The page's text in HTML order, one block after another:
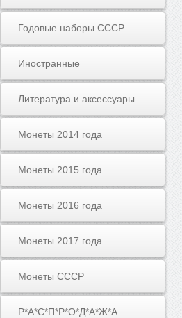
Годовые наборы СССР
Иностранные
Литература и аксессуары
Монеты 2014 года
Монеты 2015 года
Монеты 2016 года
Монеты 2017 года
Монеты СССР
Р*А*С*П*Р*О*Д*А*Ж*А